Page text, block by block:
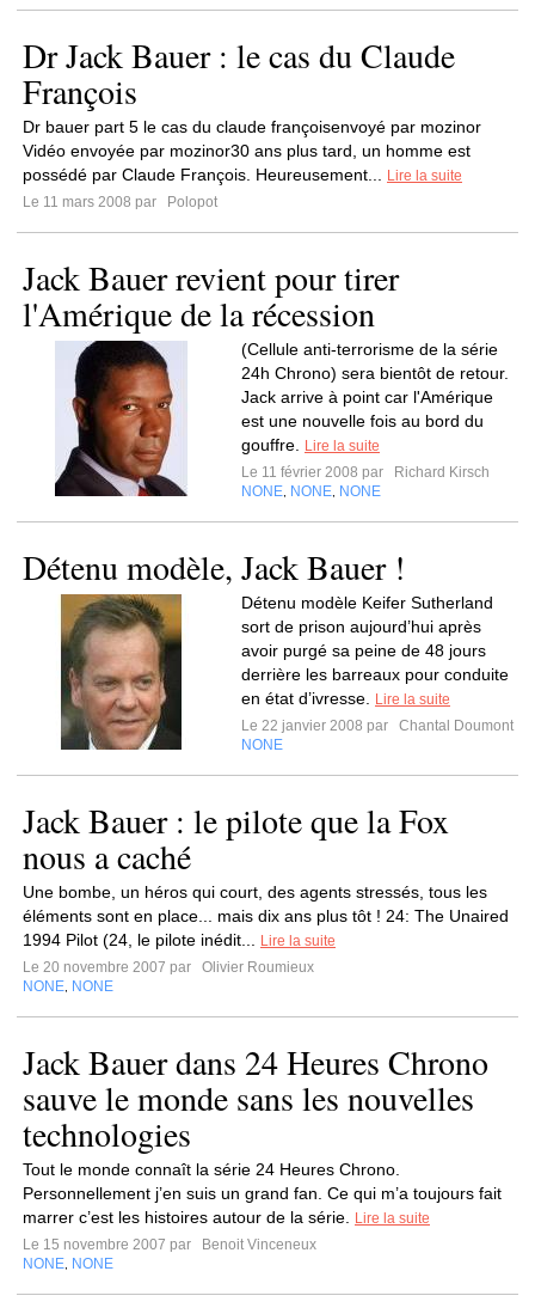
Dr Jack Bauer : le cas du Claude
François
Dr bauer part 5 le cas du claude françoisenvoyé par mozinor
Vidéo envoyée par mozinor30 ans plus tard, un homme est
possédé par Claude François. Heureusement...
Lire la suite
Le 11 mars 2008 par
Polopot
Jack Bauer revient pour tirer
l'Amérique de la récession
(Cellule anti-terrorisme de la série
24h Chrono) sera bientôt de retour.
Jack arrive à point car l'Amérique
est une nouvelle fois au bord du
gouffre.
Lire la suite
Le 11 février 2008 par
Richard Kirsch
NONE NONE NONE
Détenu modèle, Jack Bauer !
Détenu modèle Keifer Sutherland
sort de prison aujourd’hui après
avoir purgé sa peine de 48 jours
derrière les barreaux pour conduite
en état d’ivresse.
Lire la suite
Le 22 janvier 2008 par
Chantal Doumont
NONE
Jack Bauer : le pilote que la Fox
nous a caché
Une bombe, un héros qui court, des agents stressés, tous les
éléments sont en place... mais dix ans plus tôt ! 24: The Unaired
1994 Pilot (24, le pilote inédit...
Lire la suite
Le 20 novembre 2007 par
Olivier Roumieux
NONE NONE
Jack Bauer dans 24 Heures Chrono
sauve le monde sans les nouvelles
technologies
Tout le monde connaît la série 24 Heures Chrono.
Personnellement j’en suis un grand fan. Ce qui m’a toujours fait
marrer c’est les histoires autour de la série.
Lire la suite
Le 15 novembre 2007 par
Benoit Vinceneux
NONE NONE